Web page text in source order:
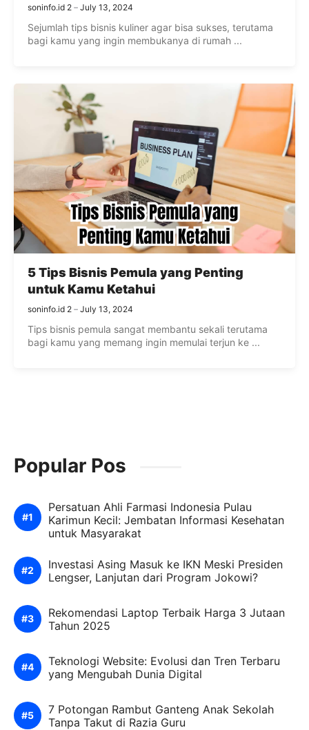
soninfo.id 2 July 13, 2024
Sejumlah tips bisnis kuliner agar bisa sukses, terutama
bagi kamu yang ingin membukanya di rumah ...
5 Tips Bisnis Pemula yang Penting
untuk Kamu Ketahui
soninfo.id 2 July 13, 2024
Tips bisnis pemula sangat membantu sekali terutama
bagi kamu yang memang ingin memulai terjun ke ...
Popular Pos
Persatuan Ahli Farmasi Indonesia Pulau
Karimun Kecil: Jembatan Informasi Kesehatan
untuk Masyarakat
Investasi Asing Masuk ke IKN Meski Presiden
Lengser, Lanjutan dari Program Jokowi?
Rekomendasi Laptop Terbaik Harga 3 Jutaan
Tahun 2025
Teknologi Website: Evolusi dan Tren Terbaru
yang Mengubah Dunia Digital
7 Potongan Rambut Ganteng Anak Sekolah
Tanpa Takut di Razia Guru